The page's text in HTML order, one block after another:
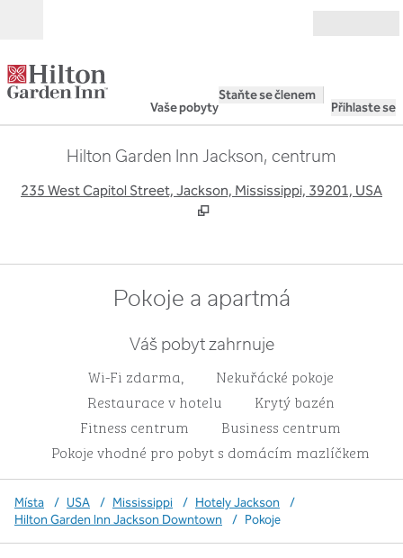
Vaše pobyty
Staňte se členem
Přihlaste se
Hilton Garden Inn Jackson, centrum
235 West Capitol Street, Jackson, Mississippi, 39201, USA
Pokoje a apartmá
Váš pobyt zahrnuje
Wi-Fi zdarma,
Nekuřácké pokoje
Restaurace v hotelu
Krytý bazén
Fitness centrum
Business centrum
Pokoje vhodné pro pobyt s domácím mazlíčkem
Místa / USA / Mississippi / Hotely Jackson
/
Hilton Garden Inn Jackson Downtown
/ Pokoje